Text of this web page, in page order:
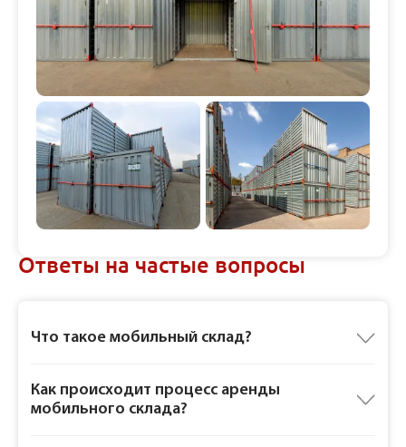
Ответы на частые вопросы
Что такое мобильный склад?
Как происходит процесс аренды
мобильного склада?